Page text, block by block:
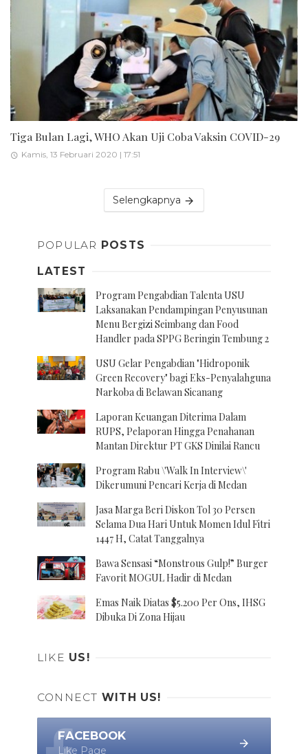
Tiga Bulan Lagi, WHO Akan Uji Coba Vaksin COVID-29
Kamis, 13 Februari 2020 | 17:51
Selengkapnya
POPULAR POSTS
LATEST
Program Pengabdian Talenta USU
Laksanakan Pendampingan Penyusunan
Menu Bergizi Seimbang dan Food
Handler pada SPPG Beringin Tembung 2
USU Gelar Pengabdian "Hidroponik
Green Recovery" bagi Eks-Penyalahguna
Narkoba di Belawan Sicanang
Laporan Keuangan Diterima Dalam
RUPS, Pelaporan Hingga Penahanan
Mantan Direktur PT GKS Dinilai Rancu
Program Rabu \'Walk In Interview\'
Dikerumuni Pencari Kerja di Medan
Jasa Marga Beri Diskon Tol 30 Persen
Selama Dua Hari Untuk Momen Idul Fitri
1447 H, Catat Tanggalnya
Bawa Sensasi “Monstrous Gulp!” Burger
Favorit MOGUL Hadir di Medan
Emas Naik Diatas $5.200 Per Ons, IHSG
Dibuka Di Zona Hijau
LIKE US!
CONNECT WITH US!
FACEBOOK
Like Page